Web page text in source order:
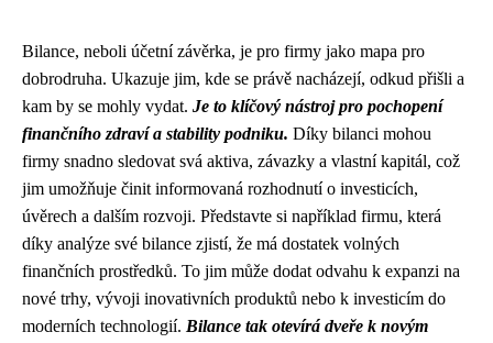
Bilance, neboli účetní závěrka, je pro firmy jako mapa pro
dobrodruha. Ukazuje jim, kde se právě nacházejí, odkud přišli a
kam by se mohly vydat. Je to klíčový nástroj pro pochopení
finančního zdraví a stability podniku. Díky bilanci mohou
firmy snadno sledovat svá aktiva, závazky a vlastní kapitál, což
jim umožňuje činit informovaná rozhodnutí o investicích,
úvěrech a dalším rozvoji. Představte si například firmu, která
díky analýze své bilance zjistí, že má dostatek volných
finančních prostředků. To jim může dodat odvahu k expanzi na
nové trhy, vývoji inovativních produktů nebo k investicím do
moderních technologií. Bilance tak otevírá dveře k novým